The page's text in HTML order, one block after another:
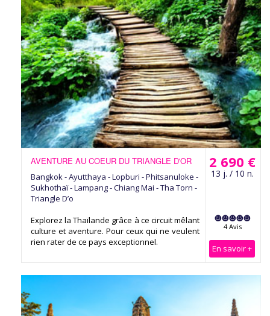
2 690 €
13 j. / 10 n.
4 Avis
En savoir +
AVENTURE AU COEUR DU TRIANGLE D'OR
Bangkok - Ayutthaya - Lopburi - Phitsanuloke -
Sukhothaï - Lampang - Chiang Mai - Tha Torn -
Triangle D’o
Explorez la Thaïlande grâce à ce circuit mêlant
culture et aventure. Pour ceux qui ne veulent
rien rater de ce pays exceptionnel.